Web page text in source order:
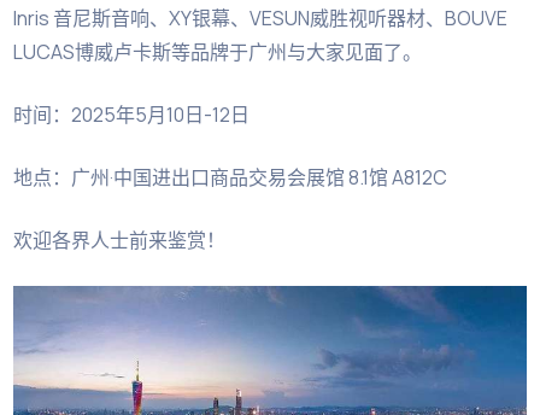
Inris 音尼斯音响、XY银幕、VESUN威胜视听器材、BOUVE
LUCAS博威卢卡斯等品牌于广州与大家见面了。
时间：2025年5月10日-12日
地点：广州·中国进出口商品交易会展馆 8.1馆 A812C
欢迎各界人士前来鉴赏！